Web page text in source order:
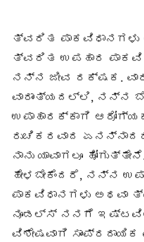
ತ್ವರಿತ ಪಾಕವಿಧಾನಗಳು
ತ್ವರಿತ ಉಪಹಾರ
ನನ್ನ ಜೀವ ರಕ್ಷಕ.
ವಾರಾಂತ್ಯದಲ್ಲಿ, ನನ್ನ
ಉಪಾಹಾರಕ್ಕಾಗಿ
ರುಚಿಕರವಾದ
ನಾನು ಯಾವಾಗಲೂ
ಹೇಳಬೇಕೆಂದರೆ, ನನ್ನ
ಪಾಕವಿಧಾನಗಳು ಅಥವಾ
ನೂಡಲ್ಸ್ ನನಗೆ
ವಿಶೇಷವಾಗಿ